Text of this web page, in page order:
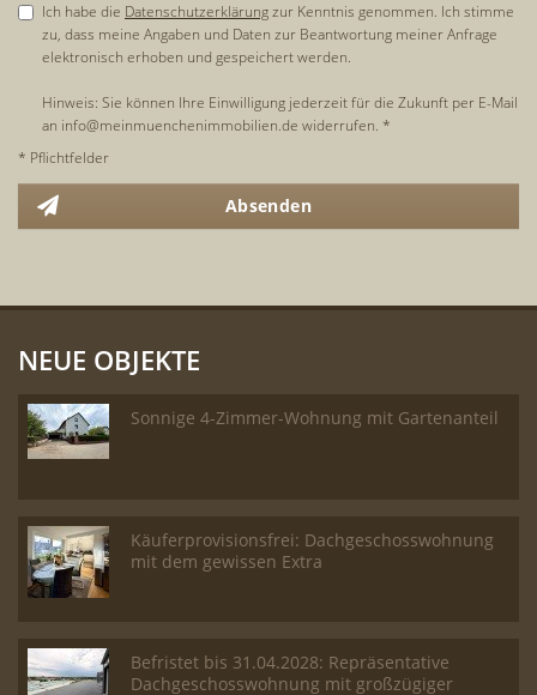
Ich habe die Datenschutzerklärungzur Kenntnis genommen. Ich stimme
zu, dass meine Angaben und Daten zur Beantwortung meiner Anfrage
elektronisch erhoben und gespeichert werden.
Hinweis: Sie können Ihre Einwilligung jederzeit für die Zukunft per E-Mail
an info@meinmuenchenimmobilien.de widerrufen. *
* Pflichtfelder
Absenden
NEUE OBJEKTE
Sonnige 4-Zimmer-Wohnung mit Gartenanteil
Käuferprovisionsfrei: Dachgeschosswohnung
mit dem gewissen Extra
Befristet bis 31.04.2028: Repräsentative
Dachgeschosswohnung mit großzügiger